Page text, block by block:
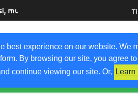
best experience on our website. We
By browsing our site, you agree
continue viewing our site. Or,
Learn
musica d’auguri online con la
2018 RICETTE KM0